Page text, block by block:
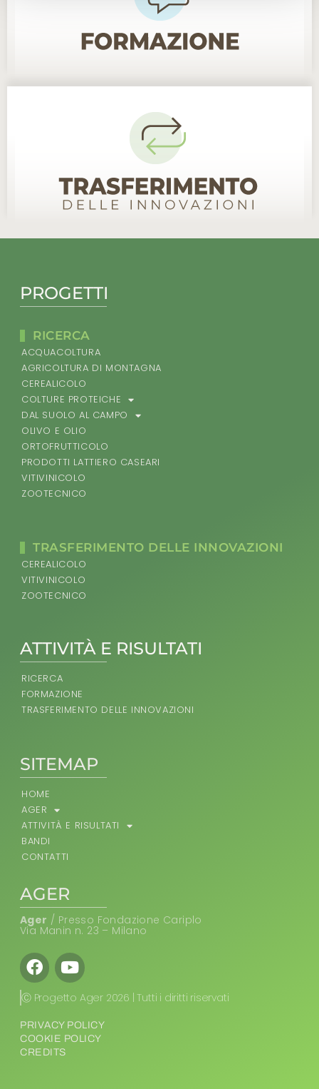
AGER
Ager / Presso Fondazione Cariplo
Via Manin n. 23 – Milano
Facebook
Youtube
ATTIVITÀ E RISULTATI
RICERCA
FORMAZIONE
TRASFERIMENTO DELLE INNOVAZIONI
SITEMAP
HOME
AGER
ATTIVITÀ E RISULTATI
BANDI
CONTATTI
PROGETTI
RICERCA
ACQUACOLTURA
AGRICOLTURA DI MONTAGNA
CEREALICOLO
COLTURE PROTEICHE
DAL SUOLO AL CAMPO
OLIVO E OLIO
ORTOFRUTTICOLO
PRODOTTI LATTIERO CASEARI
VITIVINICOLO
ZOOTECNICO
TRASFERIMENTO DELLE INNOVAZIONI
CEREALICOLO
VITIVINICOLO
ZOOTECNICO
PRIVACY POLICY
COOKIE POLICY
CREDITS
Ⓒ Progetto Ager 2026 | Tutti i diritti riservati